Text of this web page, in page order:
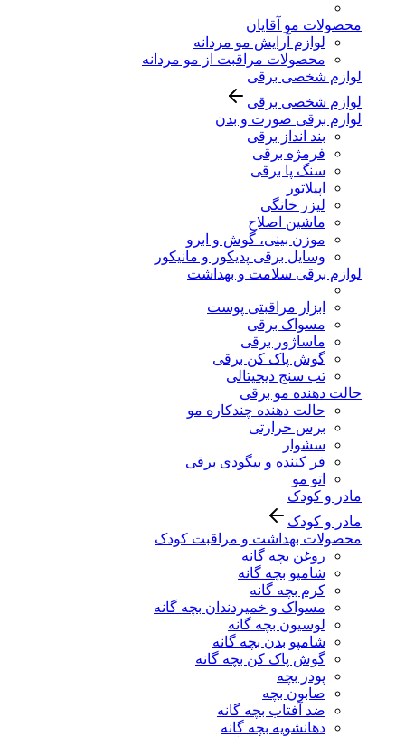
محصولات مو آقایان
لوازم آرایش مو مردانه
محصولات مراقبت از مو مردانه
لوازم شخصی برقی
لوازم شخصی برقی
لوازم برقی صورت و بدن
بند انداز برقی
فرمژه برقی
سنگ پا برقی
اپیلاتور
لیزر خانگی
ماشین اصلاح
موزن بینی، گوش و ابرو
وسایل برقی پدیکور و مانیکور
لوازم برقی سلامت و بهداشت
ابزار مراقبتی پوست
مسواک برقی
ماساژور برقی
گوش پاک کن برقی
تب سنج دیجیتالی
حالت دهنده مو برقی
حالت دهنده چندکاره مو
برس حرارتی
سشوار
فر کننده و بیگودی برقی
اتو مو
مادر و کودک
مادر و کودک
محصولات بهداشت و مراقبت کودک
روغن بچه گانه
شامپو بچه گانه
کرم بچه گانه
مسواک و خمیردندان بچه گانه
لوسیون بچه گانه
شامپو بدن بچه گانه
گوش پاک کن بچه گانه
پودر بچه
صابون بچه
ضد آفتاب بچه گانه
دهانشویه بچه گانه